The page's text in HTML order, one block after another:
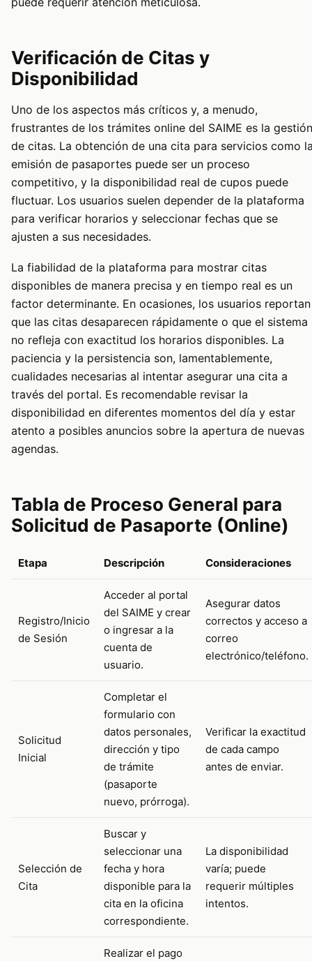
Verificación de Citas y
Disponibilidad
Uno de los aspectos más críticos y, a menudo,
frustrantes de los trámites online del SAIME es la gestión
de citas. La obtención de una cita para servicios como
emisión de pasaportes puede ser un proceso
competitivo, y la disponibilidad real de cupos puede
fluctuar. Los usuarios suelen depender de la plataforma
para verificar horarios y seleccionar fechas que se
ajusten a sus necesidades.
La fiabilidad de la plataforma para mostrar citas
disponibles de manera precisa y en tiempo real es un
factor determinante. En ocasiones, los usuarios reportan
que las citas desaparecen rápidamente o que el sistema
no refleja con exactitud los horarios disponibles. La
paciencia y la persistencia son, lamentablemente,
cualidades necesarias al intentar asegurar una cita a
través del portal. Es recomendable revisar la
disponibilidad en diferentes momentos del día y estar
atento a posibles anuncios sobre la apertura de nuevas
agendas.
Tabla de Proceso General para
Solicitud de Pasaporte (Online)
Etapa Descripción Consideraciones
Registro/Inicio
de Sesión
Acceder al portal
del SAIME y crear
o ingresar a la
cuenta de
usuario.
Asegurar datos
correctos y acceso a
correo
electrónico/teléfono.
Solicitud
Inicial
Completar el
formulario con
datos personales,
dirección y tipo
de trámite
(pasaporte
nuevo, prórroga).
Verificar la exactitud
de cada campo
antes de enviar.
Selección de
Cita
Buscar y
seleccionar una
fecha y hora
disponible para la
cita en la oficina
correspondiente.
La disponibilidad
varía; puede
requerir múltiples
intentos.
Realizar el pago